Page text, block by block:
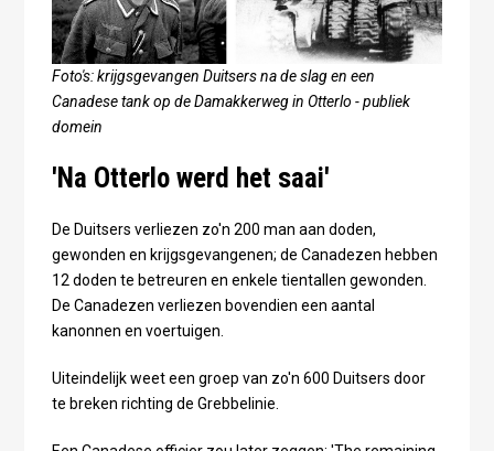
Foto's: krijgsgevangen Duitsers na de slag en een
Canadese tank op de Damakkerweg in Otterlo - publiek
domein
'Na Otterlo werd het saai'
De Duitsers verliezen zo'n 200 man aan doden,
gewonden en krijgsgevangenen; de Canadezen hebben
12 doden te betreuren en enkele tientallen gewonden.
De Canadezen verliezen bovendien een aantal
kanonnen en voertuigen.
Uiteindelijk weet een groep van zo'n 600 Duitsers door
te breken richting de Grebbelinie.